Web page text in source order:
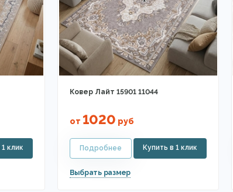
Ковер Лайт 15901 11044
от 1020 руб